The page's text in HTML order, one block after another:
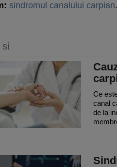
sindromul canalului carpian.
si
Ce
canal
de la